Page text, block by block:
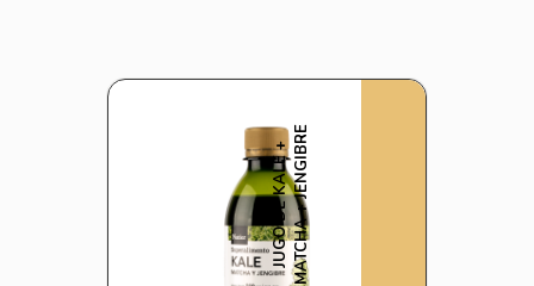
J
U
G
O
D
E
K
A
L
E
+
M
A
T
C
H
A
+
J
E
N
G
I
B
RE